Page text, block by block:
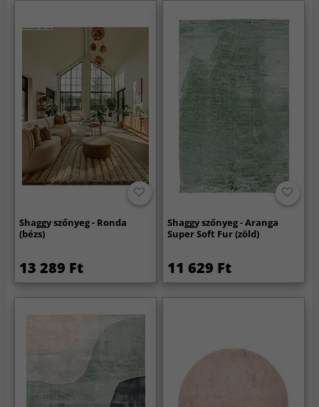
Shaggy szőnyeg - Ronda
(bézs)
13 289 Ft
Shaggy szőnyeg - Aranga
Super Soft Fur (zöld)
11 629 Ft